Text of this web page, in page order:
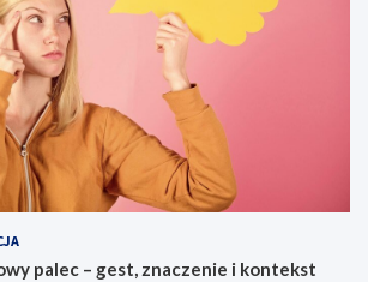
palec – gest, znaczenie i kontekst